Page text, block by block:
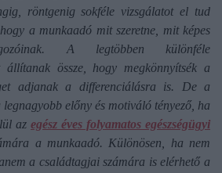
röntgenig sokféle vizsgálatot el tud
a munkaadó mit szeretne, mit képes
A legtöbben különféle
állítanak össze, hogy megkönnyítsék a
adjanak a differenciálásra is. De a
előny és motiváló tényező, ha
az egész éves folyamatos egészségügyi
a munkaadó. Különösen, ha nem
a családtagjai számára is elérhető a